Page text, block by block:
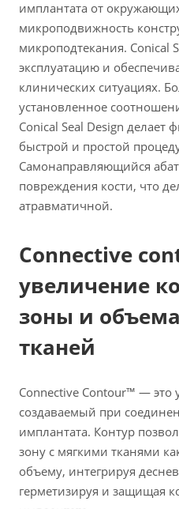
имплантата от
микроподвижность
микроподтекания. Conical
эксплуатацию и
клинических ситуациях.
установленное
Conical Seal Design делает
быстрой и простой
Самонаправляющийся
повреждения кости, что
атравматичной.
Connective
увеличение
зоны и
тканей
Connective Contour™ — это
создаваемый при
имплантата. Контур
зону с мягкими тканями
объему, интегрируя
герметизируя и защищая